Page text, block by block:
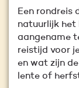
Een rondreis
natuurlijk het
aangename
reistijd voor
en wat zijn
lente of